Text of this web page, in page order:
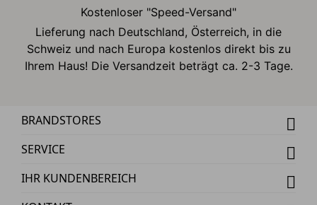
Kostenloser "Speed-Versand"
Lieferung nach Deutschland, Österreich, in die
Schweiz und nach Europa kostenlos direkt bis zu
Ihrem Haus! Die Versandzeit beträgt ca. 2-3 Tage.
BRANDSTORES
SERVICE
IHR KUNDENBEREICH